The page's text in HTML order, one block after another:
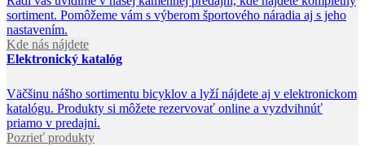
sortiment. Pomôžeme vám s výberom športového náradia aj s jeho
nastavením.
Kde nás nájdete
Elektronický katalóg
Väčšinu nášho sortimentu bicyklov a lyží nájdete aj v elektronickom
katalógu. Produkty si môžete rezervovať online a vyzdvihnúť
priamo v predajni.
Pozrieť produkty